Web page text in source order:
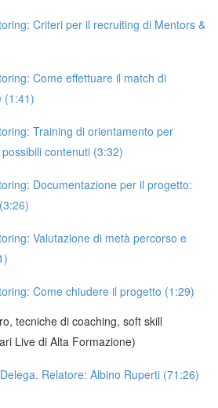
Criteri per il recruiting di Mentors &
Come effettuare il match di
(1:41)
Training di orientamento per
contenuti (3:32)
Documentazione per il progetto:
Valutazione di metà percorso e
Come chiudere il progetto (1:29)
tecniche di coaching, soft skill
Live di Alta Formazione)
Relatore: Albino Ruperti (71:26)